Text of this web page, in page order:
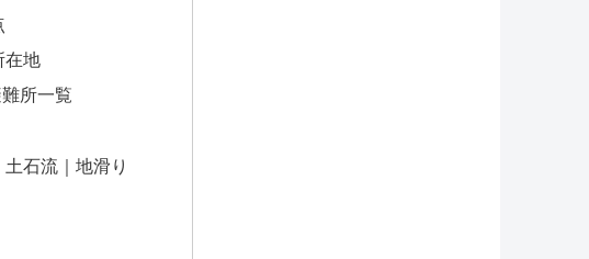
在地
所一覧
石流｜地滑り